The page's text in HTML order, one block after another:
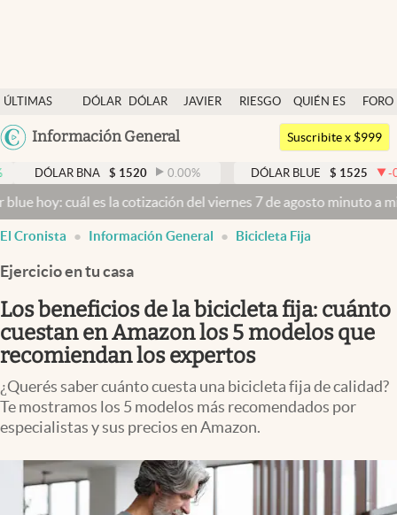
ÚLTIMAS
NOTICIAS
DÓLAR
DÓLAR
JAVIER
RIESGO
QUIÉN ES
QUIÉN
FORO
Argentina
México
Información General
Dólar
Members
Economía y Política
Finanzas y Mercados
Mercados Online
Negocios
Columnistas
Otras secciones
Infotechnology
Mundial 2026
Suscribite x $999
BNA $ 1520 0.00% DÓLAR BLUE $ 1525 -0.33%
es la cotización del viernes 7 de agosto minuto a minutoDólar
El Cronista Información General Bicicleta Fija
Ejercicio en tu casa
Los beneficios de la bicicleta fija: cuánto
cuestan en Amazon los 5 modelos que
recomiendan los expertos
¿Querés saber cuánto cuesta una bicicleta fija de calidad?
Te mostramos los 5 modelos más recomendados por
especialistas y sus precios en Amazon.